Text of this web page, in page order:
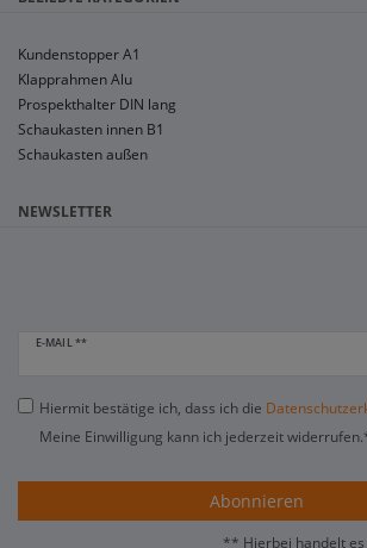
Kundenstopper A1
Klapprahmen Alu
Prospekthalter DIN lang
Schaukasten innen B1
Schaukasten außen
NEWSLETTER
E-MAIL **
Hiermit bestätige ich, dass ich die
Meine Einwilligung kann ich jederzeit
Abonnieren
** Hierbei handelt